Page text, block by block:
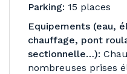
Parking: 15 places
Equipements (eau,
chauffage, pont
sectionnelle…):
nombreuses prises